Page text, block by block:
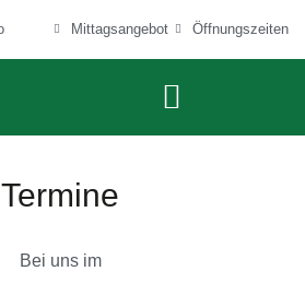
Mittagsangebot Öffnungszeiten
Termine
Bei uns im